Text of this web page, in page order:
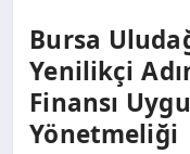
Bursa
Yenilikçi
Finansı
Yönetmeliği